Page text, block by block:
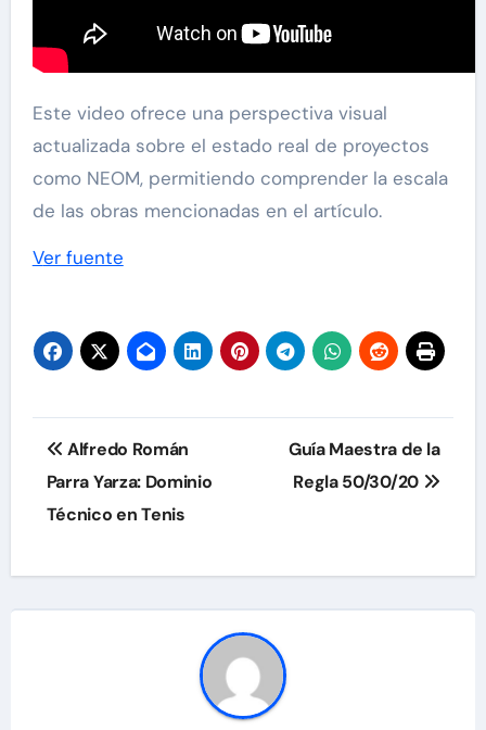
Este video ofrece una perspectiva visual
actualizada sobre el estado real de proyectos
como NEOM, permitiendo comprender la escala
de las obras mencionadas en el artículo.
Navegación
entradas
Ver fuente
Navegación
de
entradas
Alfredo Román
Parra Yarza: Dominio
Técnico en Tenis
Guía Maestra de la
Regla 50/30/20